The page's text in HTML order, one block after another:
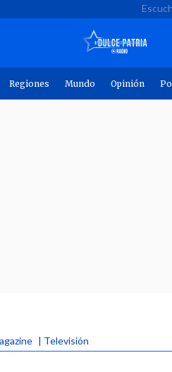
Regiones Mundo Opinión
| Televisión